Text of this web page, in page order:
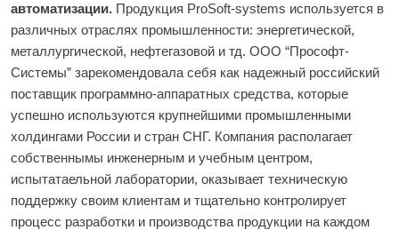
автоматизации. Продукция ProSoft-systems используется в
различных отраслях промышленности: энергетической,
металлургической, нефтегазовой и тд. ООО “Прософт-
Системы” зарекомендовала себя как надежный российский
поставщик программно-аппаратных средства, которые
успешно используются крупнейшими промышленными
холдингами России и стран СНГ. Компания располагает
собственнымы инженерным и учебным центром,
испытатаельной лаборатории, оказывает техническую
поддержку своим клиентам и тщательно контролирует
процесс разработки и производства продукции на каждом